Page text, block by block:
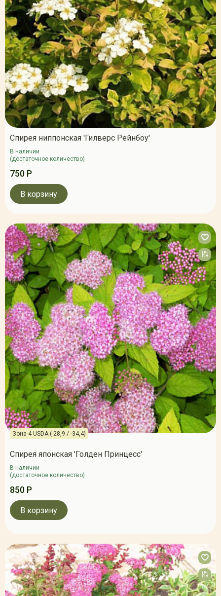
Спирея ниппонская 'Гилверс Рейнбоу'
В наличии
(достаточное количество)
750 Р
В корзину
Зона 4 USDA (-28,9 / -34,4)
Спирея японская 'Голден Принцесс'
В наличии
(достаточное количество)
850 Р
В корзину